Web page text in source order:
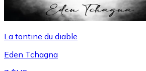
La tontine du diable
Eden Tchagna